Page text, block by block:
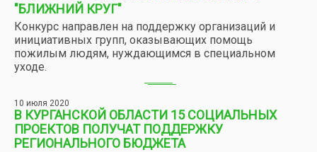
"БЛИЖНИЙ КРУГ"
Конкурс направлен на поддержку организаций и
инициативных групп, оказывающих помощь
пожилым людям, нуждающимся в специальном
уходе.
10 июля 2020
В КУРГАНСКОЙ ОБЛАСТИ 15 СОЦИАЛЬНЫХ
ПРОЕКТОВ ПОЛУЧАТ ПОДДЕРЖКУ
РЕГИОНАЛЬНОГО БЮДЖЕТА